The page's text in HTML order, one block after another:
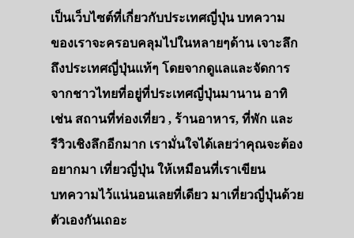
เป็นเว็บไซต์ที่เกี่ยวกับประเทศญี่ปุ่น บทความ
ของเราจะครอบคลุมไปในหลายๆด้าน เจาะลึก
ถึงประเทศญี่ปุ่นแท้ๆ โดยจากดูแลและจัดการ
จากชาวไทยที่อยู่ที่ประเทศญี่ปุ่นมานาน อาทิ
เช่น สถานที่ท่องเที่ยว , ร้านอาหาร, ที่พัก และ
รีวิวเชิงลึกอีกมาก เรามั่นใจได้เลยว่าคุณจะต้อง
อยากมา เที่ยวญี่ปุ่น ให้เหมือนที่เราเขียน
บทความไว้แน่นอนเลยที่เดียว มาเที่ยวญี่ปุ่นด้วย
ตัวเองกันเถอะ